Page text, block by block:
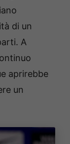
di un
A
aprirebbe
un